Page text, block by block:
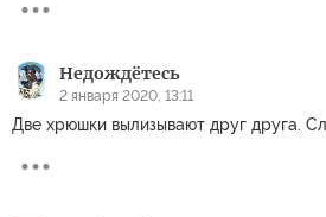
Недождётесь
2 января 2020, 13:11
Две хрюшки вылизывают друг друга.